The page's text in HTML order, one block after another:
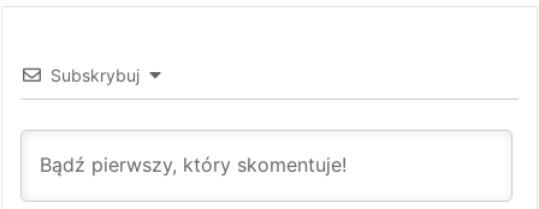
Subskrybuj